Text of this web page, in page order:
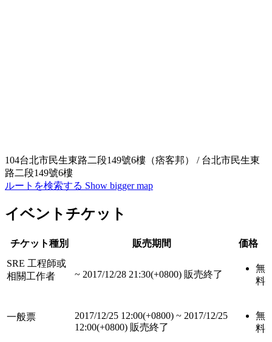
104台北市民生東路二段149號6樓（痞客邦） / 台北市民生東
路二段149號6樓
ルートを検索する Show bigger map
イベントチケット
チケット種別 販売期間
価格
SRE 工程師或
相關工作者
~ 2017/12/28 21:30(+0800) 販売終了
無
料
一般票 2017/12/25 12:00(+0800) ~ 2017/12/25
12:00(+0800) 販売終了
無
料